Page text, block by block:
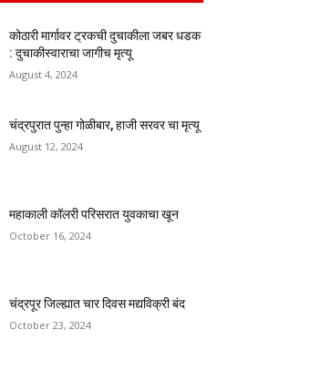
कोठारी मार्गावर ट्रकची दुचाकीला जबर धडक
: दुचाकीस्वाराचा जागीच मृत्यू
August 4, 2024
चंद्रपुरात पुन्हा गोळीबार, हाजी सरवर चा मृत्यू
August 12, 2024
महाकाली कॉलरी परिसरात युवकाचा खून
October 16, 2024
चंद्रपूर जिल्ह्यात चार दिवस मद्यविक्री बंद
October 23, 2024